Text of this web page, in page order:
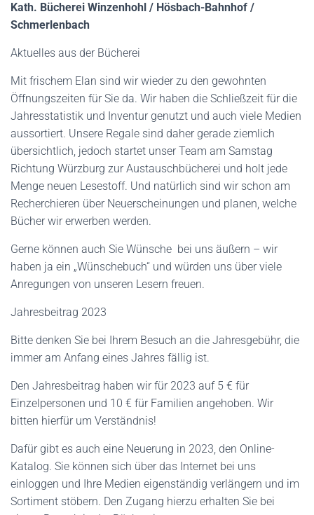
Kath. Bücherei Winzenhohl / Hösbach-Bahnhof /
Schmerlenbach
Aktuelles aus der Bücherei
Mit frischem Elan sind wir wieder zu den gewohnten
Öffnungszeiten für Sie da. Wir haben die Schließzeit für die
Jahresstatistik und Inventur genutzt und auch viele Medien
aussortiert. Unsere Regale sind daher gerade ziemlich
übersichtlich, jedoch startet unser Team am Samstag
Richtung Würzburg zur Austauschbücherei und holt jede
Menge neuen Lesestoff. Und natürlich sind wir schon am
Recherchieren über Neuerscheinungen und planen, welche
Bücher wir erwerben werden.
Gerne können auch Sie Wünsche bei uns äußern – wir
haben ja ein „Wünschebuch“ und würden uns über viele
Anregungen von unseren Lesern freuen.
Jahresbeitrag 2023
Bitte denken Sie bei Ihrem Besuch an die Jahresgebühr, die
immer am Anfang eines Jahres fällig ist.
Den Jahresbeitrag haben wir für 2023 auf 5 € für
Einzelpersonen und 10 € für Familien angehoben. Wir
bitten hierfür um Verständnis!
Dafür gibt es auch eine Neuerung in 2023, den Online-
Katalog. Sie können sich über das Internet bei uns
einloggen und Ihre Medien eigenständig verlängern und im
Sortiment stöbern. Den Zugang hierzu erhalten Sie bei